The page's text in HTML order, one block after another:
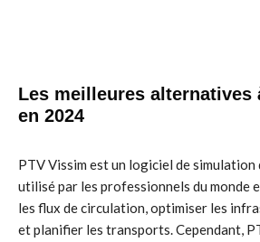
Les meilleures alternatives
en 2024
PTV Vissim est un logiciel de
utilisé par les professionnels du monde
les flux de circulation, optimiser les
et planifier les transports. Cependant,